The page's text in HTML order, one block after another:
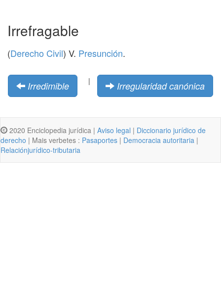
Irrefragable
(Derecho Civil) V. Presunción.
Irredimible | Irregularidad canónica
2020 Enciclopedia jurídica | Aviso legal | Diccionario jurídico de
derecho | Mais verbetes : Pasaportes | Democracia autoritaria |
Relaciónjurídico-tributaria